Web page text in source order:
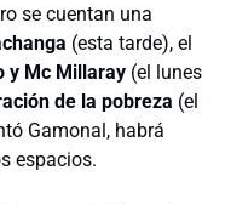
se cuentan una
(esta tarde), el
y Mc Millaray (el lunes
de la pobreza (el
Gamonal, habrá
espacios.